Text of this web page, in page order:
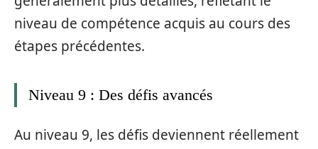
niveau de compétence acquis au cours des
étapes précédentes.
Niveau 9 : Des défis avancés
Au niveau 9, les défis deviennent réellement